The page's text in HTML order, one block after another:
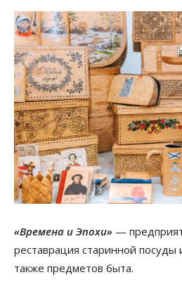
«Времена и Эпохи» —
реставрация старинной посуды
также предметов быта.